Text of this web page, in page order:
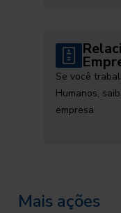
Se você
Humanos,
empresa
Mais ações